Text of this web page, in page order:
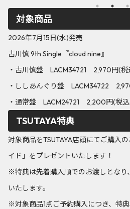
対象商品
2026年7月15日(水)発売
古川慎 9th Single『cloud nine』
・古川慎盤 LACM34721 2,970円(税
・ししあんぐり盤 LACM34722
・通常盤 LACM24721 2,200円(税
TSUTAYA特典
対象商品をTSUTAYA店頭にてご購入
イド」をプレゼントいたします！
※特典は先着購入順でのお渡しとなり
いたします。
※対象商品1点ご予約購入につき、特